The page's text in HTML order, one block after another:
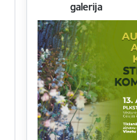
galerija